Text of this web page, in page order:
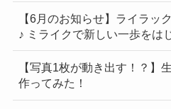
【6月のお知らせ】ライラッ
♪ ミライクで新しい一歩をは
【写真1枚が動き出す！？】
作ってみた！